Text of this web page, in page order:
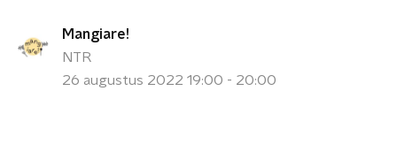
Mangiare!
NTR
26 augustus 2022 19:00 - 20:00